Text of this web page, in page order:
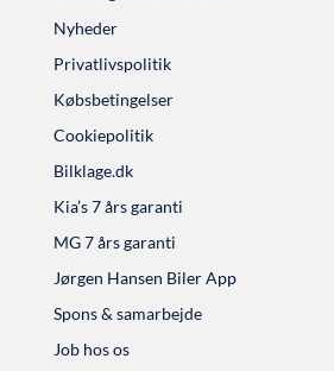
Nyheder
Privatlivspolitik
Købsbetingelser
Cookiepolitik
Bilklage.dk
Kia’s 7 års garanti
MG 7 års garanti
Jørgen Hansen Biler App
Spons & samarbejde
Job hos os